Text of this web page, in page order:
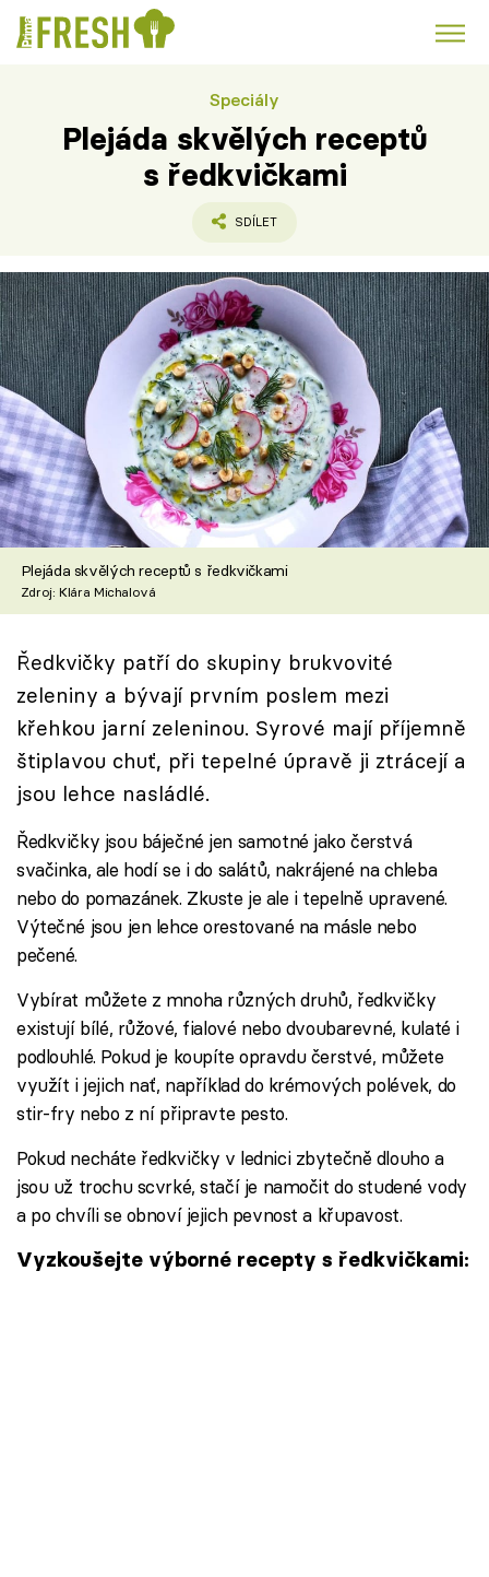
Polévky k večeři
Česká kuchyně Čokoláda
Témata
Recepty
Články
TV Program
Škola vaření
Recepty z TV
Speciál: Cuketa
Těhotnej kuchař
Sledujte prima+
Přihlášení
Sledujte nás
Speciály
Plejáda skvělých receptů
s ředkvičkami
SDÍLET
Plejáda skvělých receptů s ředkvičkami
Zdroj: Klára Michalová
Ředkvičky patří do skupiny brukvovité
zeleniny a bývají prvním poslem mezi
křehkou jarní zeleninou. Syrové mají příjemně
štiplavou chuť, při tepelné úpravě ji ztrácejí a
jsou lehce nasládlé.
Ředkvičky jsou báječné jen samotné jako čerstvá
svačinka, ale hodí se i do salátů, nakrájené na chleba
nebo do pomazánek. Zkuste je ale i tepelně upravené.
Výtečné jsou jen lehce orestované na másle nebo
pečené.
Vybírat můžete z mnoha různých druhů, ředkvičky
existují bílé, růžové, fialové nebo dvoubarevné, kulaté i
podlouhlé. Pokud je koupíte opravdu čerstvé, můžete
využít i jejich nať, například do krémových polévek, do
stir-fry nebo z ní připravte pesto.
Pokud necháte ředkvičky v lednici zbytečně dlouho a
jsou už trochu scvrké, stačí je namočit do studené vody
a po chvíli se obnoví jejich pevnost a křupavost.
Vyzkoušejte výborné recepty s ředkvičkami: